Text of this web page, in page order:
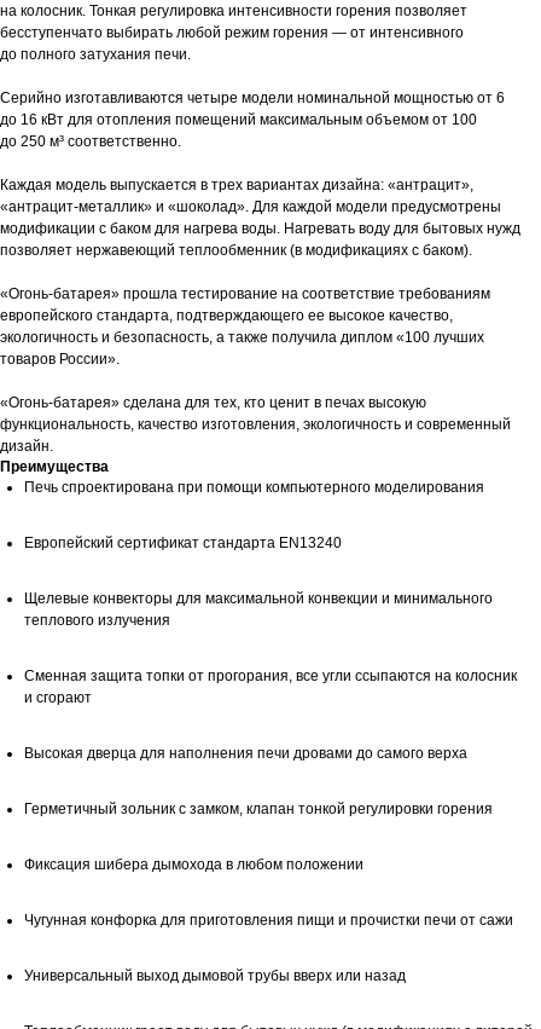
на колосник. Тонкая регулировка интенсивности горения позволяет
бесступенчато выбирать любой режим горения — от интенсивного
до полного затухания печи.
Серийно изготавливаются четыре модели номинальной мощностью от 6
до 16 кВт для отопления помещений максимальным объемом от 100
до 250 м³ соответственно.
Каждая модель выпускается в трех вариантах дизайна: «антрацит»,
«антрацит-металлик» и «шоколад». Для каждой модели предусмотрены
модификации с баком для нагрева воды. Нагревать воду для бытовых нужд
позволяет нержавеющий теплообменник (в модификациях с баком).
«Огонь-батарея» прошла тестирование на соответствие требованиям
европейского стандарта, подтверждающего ее высокое качество,
экологичность и безопасность, а также получила диплом «100 лучших
товаров России».
«Огонь-батарея» сделана для тех, кто ценит в печах высокую
функциональность, качество изготовления, экологичность и современный
дизайн.
Преимущества
Печь спроектирована при помощи компьютерного моделирования
Европейский сертификат стандарта EN13240
Щелевые конвекторы для максимальной конвекции и минимального
теплового излучения
Сменная защита топки от прогорания, все угли ссыпаются на колосник
и сгорают
Высокая дверца для наполнения печи дровами до самого верха
Герметичный зольник с замком, клапан тонкой регулировки горения
Фиксация шибера дымохода в любом положении
Чугунная конфорка для приготовления пищи и прочистки печи от сажи
Универсальный выход дымовой трубы вверх или назад